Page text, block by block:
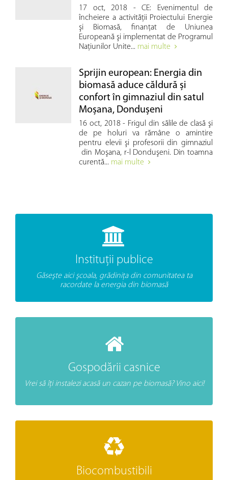
17 oct, 2018 - CE: Evenimentul de
încheiere a activităţii Proiectului Energie
şi Biomasă, finanţat de Uniunea
Europeană şi implementat de Programul
Naţiunilor Unite... mai multe
Sprijin european: Energia din
biomasă aduce căldură şi
confort în gimnaziul din satul
Moşana, Donduşeni
16 oct, 2018 - Frigul din sălile de clasă şi
de pe holuri va rămâne o amintire
pentru elevii şi profesorii din gimnaziul
din Moşana, r-l Donduşeni. Din toamna
curentă... mai multe
Instituţii publice
Găseşte aici şcoala, grădiniţa din comunitatea ta
racordate la energia din biomasă
Gospodării casnice
Vrei să îţi instalezi acasă un cazan pe biomasă? Vino aici!
Biocombustibili